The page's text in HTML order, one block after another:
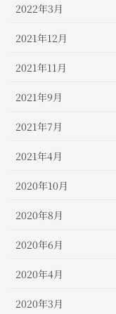
2022年3月
2021年12月
2021年11月
2021年9月
2021年7月
2021年4月
2020年10月
2020年8月
2020年6月
2020年4月
2020年3月